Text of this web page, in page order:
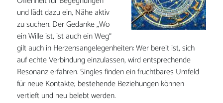
und lädt dazu ein, Nähe aktiv
zu suchen. Der Gedanke „Wo
ein Wille ist, ist auch ein Weg“
gilt auch in Herzensangelegenheiten: Wer bereit ist, sich
auf echte Verbindung einzulassen, wird entsprechende
Resonanz erfahren. Singles finden ein fruchtbares Umfeld
für neue Kontakte; bestehende Beziehungen können
vertieft und neu belebt werden.